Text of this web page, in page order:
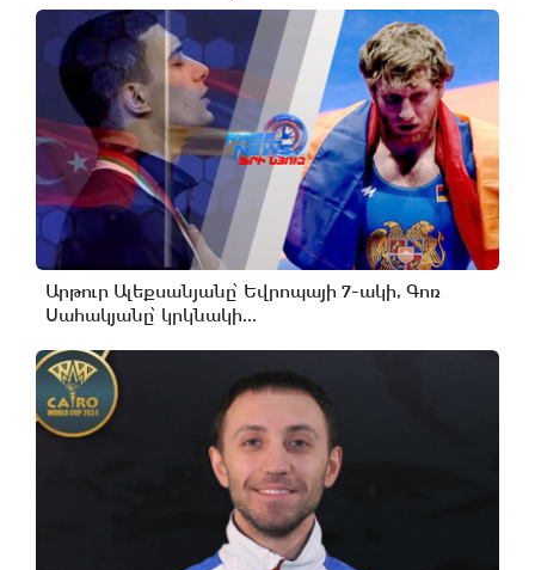
Արթուր Ալեքսանյանը՝ Եվրոպայի 7-ակի, Գոռ
Սահակյանը՝ կրկնակի...